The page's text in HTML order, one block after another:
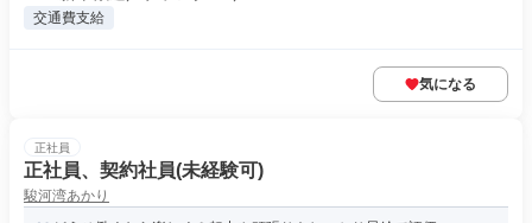
交通費支給
気になる
正社員
正社員、契約社員(未経験可)
駿河湾あかり